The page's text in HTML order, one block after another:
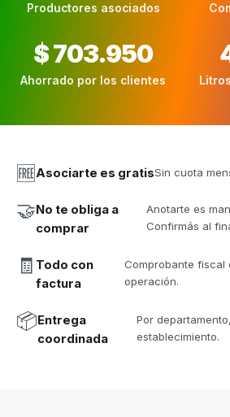
Productores asociados
$ 703.950
Ahorrado por los clientes
🆓Asociarte es gratisSin cuota
🤝No te obliga a
comprar
Anotarte es
Confirmás al
🧾 Todo con
factura
Comprobante
operación.
📦Entrega
coordinada
Por
establecimiento.